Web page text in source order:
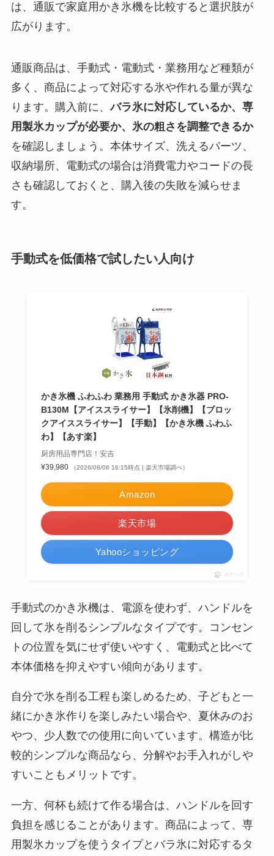
る？選び方＆使い方
セリア等でハンディ
ファンカバーは買え
る？おすすめ素材＆
選び方ガイド！
【100均】ダイソー/
セリア等で帽子クリ
ップは買える？使い
セリア等でスパイス
ドの違いもわかりや
すく解説！
【100均】ダイソー/
セリア等でチャイル
ドシートカバーは買
える？代用品＆おす
すめ通販も紹介！
セリア等でテントロ
ープ用LEDライトは
買える？人気アイテ
ムと選び方のコツを
解説！
【100均】ダイソー/
ー収納ポーチは買え
る？選び方＆活用
法！
は、通販で家庭用かき氷機を比較すると選択肢が
広がります。
通販商品は、手動式・電動式・業務用など種類が
多く、商品によって対応する氷や作れる量が異な
ります。購入前に、バラ氷に対応しているか、専
用製氷カップが必要か、氷の粗さを調整できるか
を確認しましょう。本体サイズ、洗えるパーツ、
収納場所、電動式の場合は消費電力やコードの長
さも確認しておくと、購入後の失敗を減らせま
す。
手動式を低価格で試したい人向け
かき氷機 ふわふわ 業務用 手動式 かき氷器 PRO-
B130M【アイススライサー】【氷削機】【ブロッ
クアイススライサー】【手動】【かき氷機 ふわふ
わ】【あす楽】
厨房用品専門店！安吉
¥39,980
（2026/08/06 16:15時点 | 楽天市場調べ）
Amazon
楽天市場
Yahooショッピング
ポチップ
手動式のかき氷機は、電源を使わず、ハンドルを
回して氷を削るシンプルなタイプです。コンセン
トの位置を気にせず使いやすく、電動式と比べて
本体価格を抑えやすい傾向があります。
自分で氷を削る工程も楽しめるため、子どもと一
緒にかき氷作りを楽しみたい場合や、夏休みのお
やつ、少人数での使用に向いています。構造が比
較的シンプルな商品なら、分解やお手入れがしや
すいこともメリットです。
一方、何杯も続けて作る場合は、ハンドルを回す
負担を感じることがあります。商品によって、専
用製氷カップを使うタイプとバラ氷に対応するタ